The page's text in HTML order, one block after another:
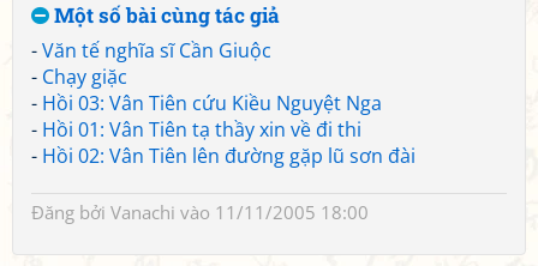
Một số bài cùng tác giả
-Văn tế nghĩa sĩ Cần Giuộc
- Chạy giặc
- Hồi 03: Vân Tiên cứu Kiều Nguyệt Nga
- Hồi 01: Vân Tiên tạ thầy xin về đi thi
- Hồi 02: Vân Tiên lên đường gặp lũ sơn đài
Đăng bởi Vanachi vào 11/11/2005 18:00